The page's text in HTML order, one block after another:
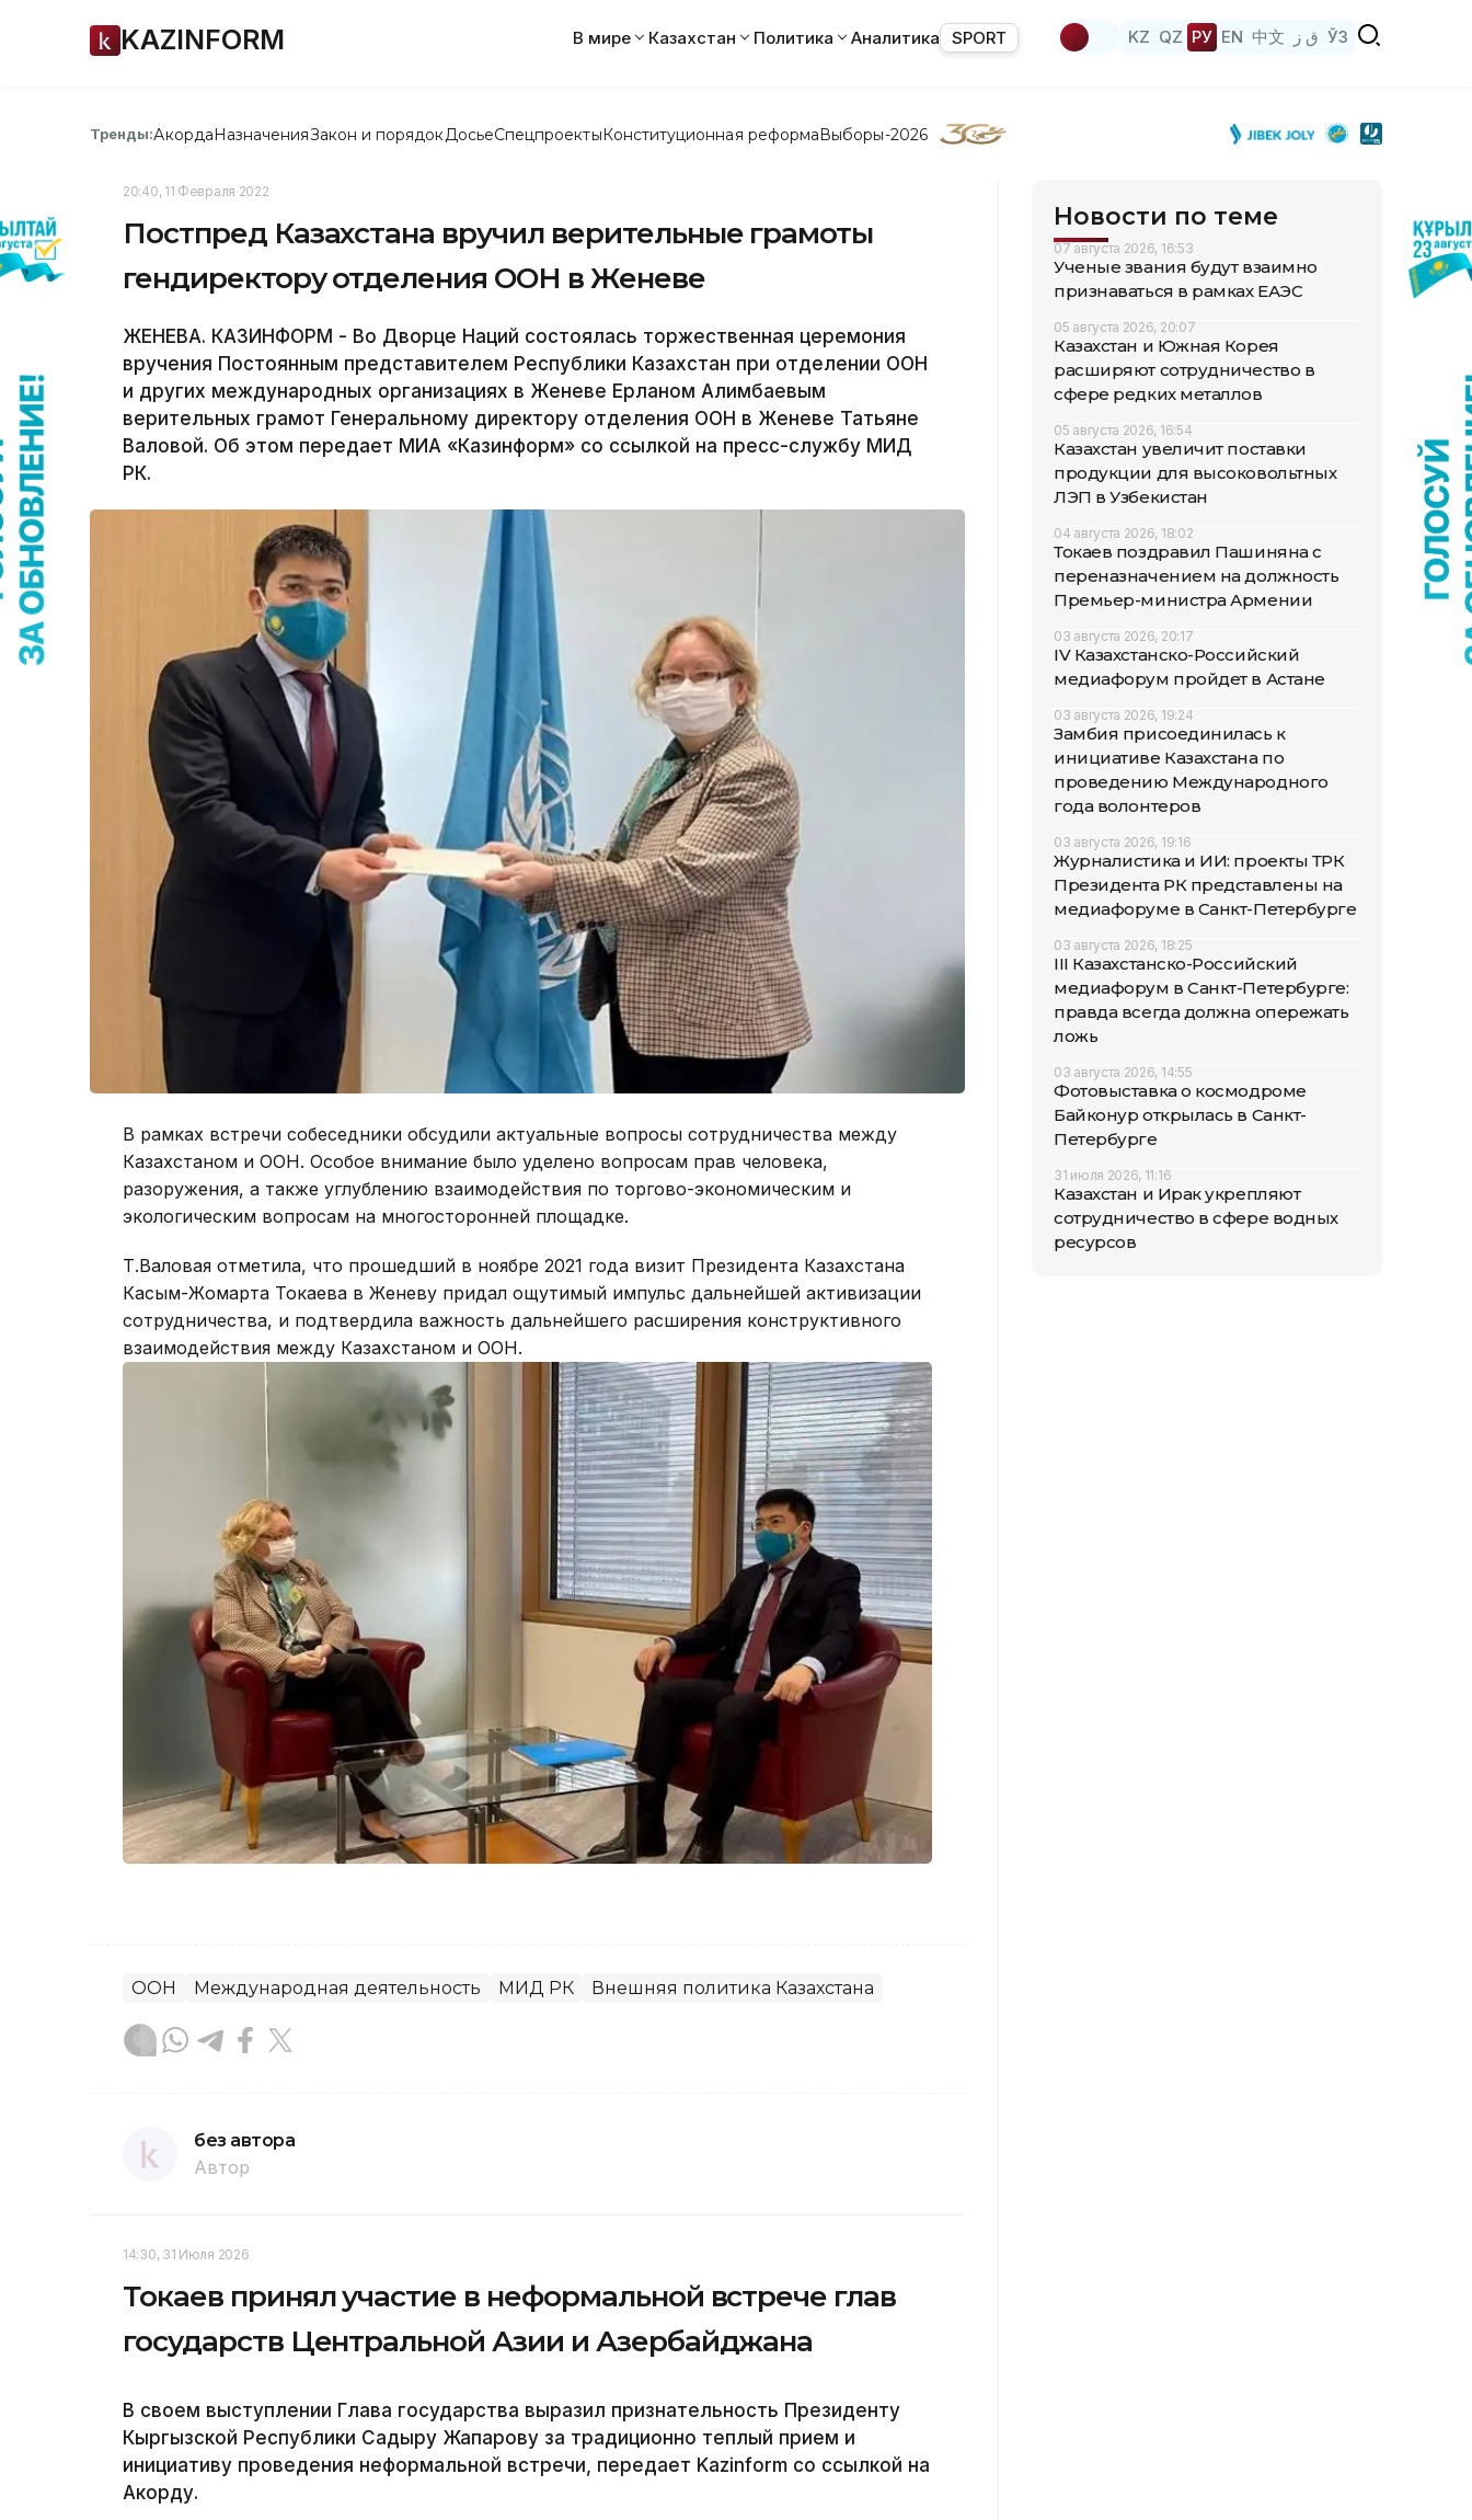
KAZINFORM В мире Казахстан Политика Аналитика SPORT KZ QZ РУ EN 中文 ق ز ЎЗ
Тренды:АкордаНазначенияЗакон и порядок ДосьеСпецпроектыКонституционная реформаВыборы-2026
20:40, 11 Февраля 2022
Постпред Казахстана вручил верительные грамоты
гендиректору отделения ООН в Женеве
ЖЕНЕВА. КАЗИНФОРМ - Во Дворце Наций состоялась торжественная церемония
вручения Постоянным представителем Республики Казахстан при отделении ООН
и других международных организациях в Женеве Ерланом Алимбаевым
верительных грамот Генеральному директору отделения ООН в Женеве Татьяне
Валовой. Об этом передает МИА «Казинформ» со ссылкой на пресс-службу МИД
РК.
В рамках встречи собеседники обсудили актуальные вопросы сотрудничества между
Казахстаном и ООН. Особое внимание было уделено вопросам прав человека,
разоружения, а также углублению взаимодействия по торгово-экономическим и
экологическим вопросам на многосторонней площадке.
Т.Валовая отметила, что прошедший в ноябре 2021 года визит Президента Казахстана
Касым-Жомарта Токаева в Женеву придал ощутимый импульс дальнейшей активизации
сотрудничества, и подтвердила важность дальнейшего расширения конструктивного
взаимодействия между Казахстаном и ООН.
ООН Международная деятельность МИД РК Внешняя политика Казахстана
без автора
Автор
14:30, 31 Июля 2026
Токаев принял участие в неформальной встрече глав
государств Центральной Азии и Азербайджана
В своем выступлении Глава государства выразил признательность Президенту
Кыргызской Республики Садыру Жапарову за традиционно теплый прием и
инициативу проведения неформальной встречи, передает Kazinform со ссылкой на
Акорду.
Новости по теме
07 августа 2026, 16:53
Ученые звания будут взаимно
признаваться в рамках ЕАЭС
05 августа 2026, 20:07
Казахстан и Южная Корея
расширяют сотрудничество в
сфере редких металлов
05 августа 2026, 16:54
Казахстан увеличит поставки
продукции для высоковольтных
ЛЭП в Узбекистан
04 августа 2026, 18:02
Токаев поздравил Пашиняна с
переназначением на должность
Премьер-министра Армении
03 августа 2026, 20:17
IV Казахстанско-Российский
медиафорум пройдет в Астане
03 августа 2026, 19:24
Замбия присоединилась к
инициативе Казахстана по
проведению Международного
года волонтеров
03 августа 2026, 19:16
Журналистика и ИИ: проекты ТРК
Президента РК представлены на
медиафоруме в Санкт-Петербурге
03 августа 2026, 18:25
III Казахстанско-Российский
медиафорум в Санкт-Петербурге:
правда всегда должна опережать
ложь
03 августа 2026, 14:55
Фотовыставка о космодроме
Байконур открылась в Санкт-
Петербурге
31 июля 2026, 11:16
Казахстан и Ирак укрепляют
сотрудничество в сфере водных
ресурсов